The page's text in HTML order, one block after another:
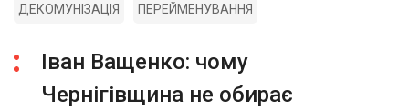
ДЕКОМУНІЗАЦІЯ ПЕРЕЙМЕНУВАННЯ
Іван Ващенко: чому
Чернігівщина не обирає